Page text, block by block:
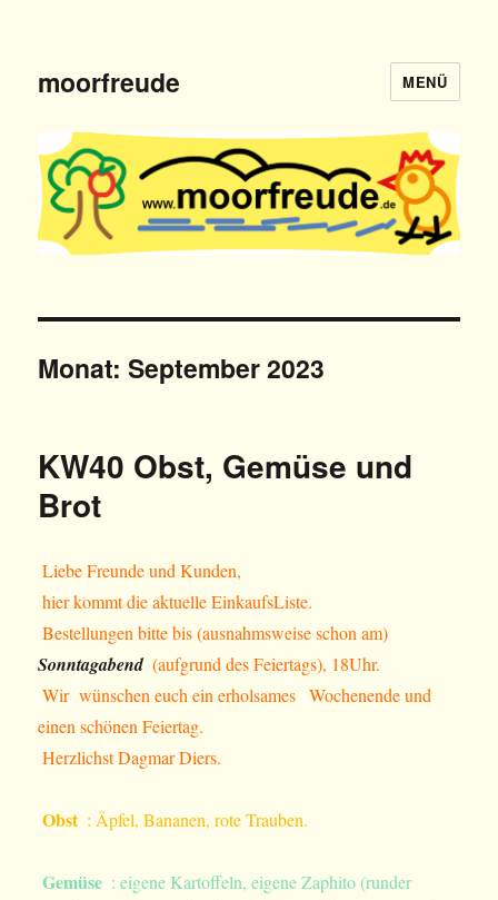
moorfreude MENÜ
Monat: September 2023
KW40 Obst, Gemüse und
Brot
Liebe Freunde und Kunden,
hier kommt die aktuelle EinkaufsListe.
Bestellungen bitte bis (ausnahmsweise schon am)
Sonntagabend (aufgrund des Feiertags), 18Uhr.
Wir wünschen euch ein erholsames Wochenende und
einen schönen Feiertag.
Herzlichst Dagmar Diers.
Obst : Äpfel, Bananen, rote Trauben.
Gemüse : eigene Kartoffeln, eigene Zaphito (runder